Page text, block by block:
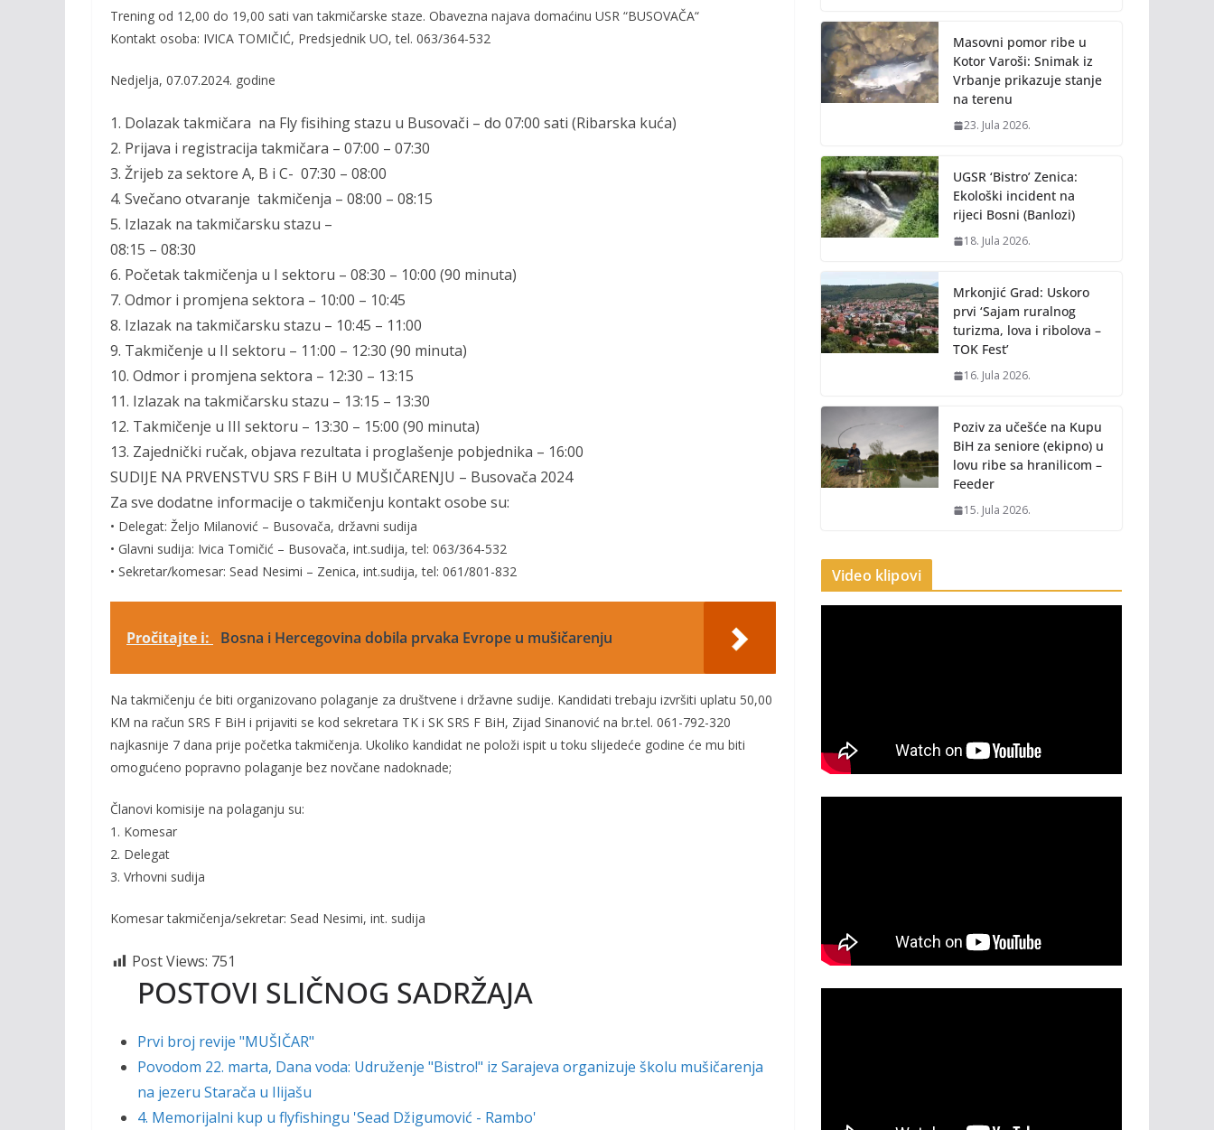
Trening od 12,00 do 19,00 sati van takmičarske staze. Obavezna najava domaćinu USR “BUSOVAČA“
Kontakt osoba: IVICA TOMIČIĆ, Predsjednik UO, tel. 063/364-532
Nedjelja, 07.07.2024. godine
1. Dolazak takmičara na Fly fisihing stazu u Busovači – do 07:00 sati (Ribarska kuća)
2. Prijava i registracija takmičara – 07:00 – 07:30
3. Žrijeb za sektore A, B i C- 07:30 – 08:00
4. Svečano otvaranje takmičenja – 08:00 – 08:15
5. Izlazak na takmičarsku stazu –
08:15 – 08:30
6. Početak takmičenja u I sektoru – 08:30 – 10:00 (90 minuta)
7. Odmor i promjena sektora – 10:00 – 10:45
8. Izlazak na takmičarsku stazu – 10:45 – 11:00
9. Takmičenje u II sektoru – 11:00 – 12:30 (90 minuta)
10. Odmor i promjena sektora – 12:30 – 13:15
11. Izlazak na takmičarsku stazu – 13:15 – 13:30
12. Takmičenje u III sektoru – 13:30 – 15:00 (90 minuta)
13. Zajednički ručak, objava rezultata i proglašenje pobjednika – 16:00
SUDIJE NA PRVENSTVU SRS F BiH U MUŠIČARENJU – Busovača 2024
Za sve dodatne informacije o takmičenju kontakt osobe su:
• Delegat: Željo Milanović – Busovača, državni sudija
• Glavni sudija: Ivica Tomičić – Busovača, int.sudija,tel: 063/364-532
• Sekretar/komesar: Sead Nesimi – Zenica, int.sudija, tel: 061/801-832
Pročitajte i: Bosna i Hercegovina dobila prvaka Evrope u mušičarenju
Na takmičenju će biti organizovano polaganje za društvene i državne sudije. Kandidati trebaju izvršiti uplatu 50,00
KM na račun SRS F BiH i prijaviti se kod sekretara TK i SK SRS F BiH, Zijad Sinanović na br.tel. 061-792-320
najkasnije 7 dana prije početka takmičenja. Ukoliko kandidat ne položi ispit u toku slijedeće godine će mu biti
omogućeno popravno polaganje bez novčane nadoknade;
Članovi komisije na polaganju su:
1. Komesar
2. Delegat
3. Vrhovni sudija
Komesar takmičenja/sekretar: Sead Nesimi, int. sudija
Post Views: 751
POSTOVI SLIČNOG SADRŽAJA
Prvi broj revije "MUŠIČAR"
Povodom 22. marta, Dana voda: Udruženje "Bistro!" iz Sarajeva organizuje školu mušičarenja
na jezeru Starača u Ilijašu
4. Memorijalni kup u flyfishingu 'Sead Džigumović - Rambo'
Masovni pomor ribe u
Kotor Varoši: Snimak iz
Vrbanje prikazuje stanje
na terenu
23. Jula 2026.
UGSR ‘Bistro’ Zenica:
Ekološki incident na
rijeci Bosni (Banlozi)
18. Jula 2026.
Mrkonjić Grad: Uskoro
prvi ‘Sajam ruralnog
turizma, lova i ribolova –
TOK Fest’
16. Jula 2026.
Poziv za učešće na Kupu
BiH za seniore (ekipno) u
lovu ribe sa hranilicom –
Feeder
15. Jula 2026.
Video klipovi